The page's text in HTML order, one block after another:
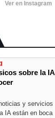
sobre la IA
y servicios
IA están en boca